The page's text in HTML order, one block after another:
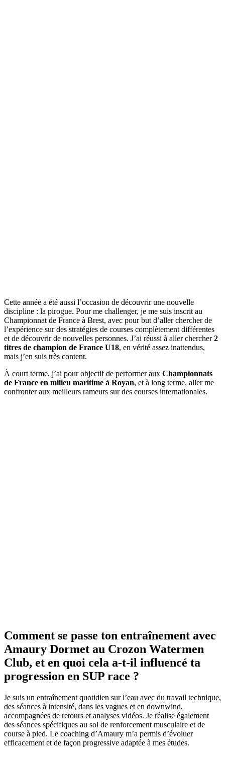
Cette année a été aussi l’occasion de découvrir une nouvelle
discipline : la pirogue. Pour me challenger, je me suis inscrit au
Championnat de France à Brest, avec pour but d’aller chercher de
l’expérience sur des stratégies de courses complètement différentes
et de découvrir de nouvelles personnes. J’ai réussi à aller chercher2
titres de champion de France U18, en vérité assez inattendus,
mais j’en suis très content.
À court terme, j’ai pour objectif de performer aux Championnats
de France en milieu maritime à Royan, et à long terme, aller me
confronter aux meilleurs rameurs sur des courses internationales.
Comment se passe ton entraînement avec
Amaury Dormet au Crozon Watermen
Club, et en quoi cela a-t-il influencé ta
progression en SUP race ?
Je suis un entraînement quotidien sur l’eau avec du travail technique,
des séances à intensité, dans les vagues et en downwind,
accompagnées de retours et analyses vidéos. Je réalise également
des séances spécifiques au sol de renforcement musculaire et de
course à pied. Le coaching d’Amaury m’a permis d’évoluer
efficacement et de façon progressive adaptée à mes études.